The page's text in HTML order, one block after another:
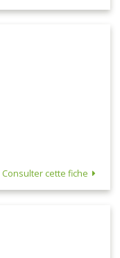
Consulter cette fiche